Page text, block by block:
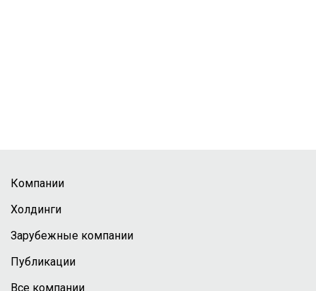
Компании
Холдинги
Зарубежные компании
Публикации
Все компании